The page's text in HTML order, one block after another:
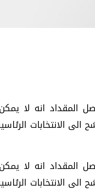
المقداد انه لا
المقداد انه لا
الرقمي.. تقنيات واعدة